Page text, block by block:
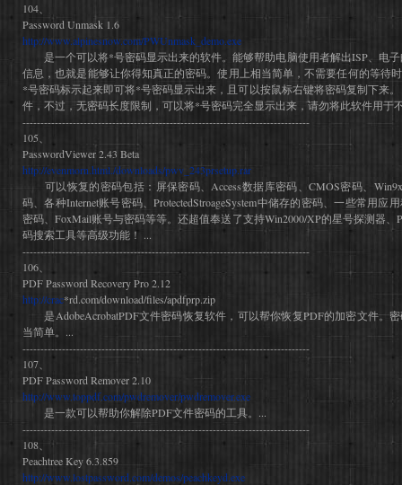
104、
Password Unmask 1.6
http://www.alpinesnow.com/PWUnmask_demo.exe
是一个可以将*号密码显示出来的软件。能够帮助电脑使用者解出ISP、电子
信息，也就是能够让你得知真正的密码。使用上相当简单，不需要任何的等待
*号密码标示起来即可将*号密码显示出来，且可以按鼠标右键将密码复制下来。
件，不过，无密码长度限制，可以将*号密码完全显示出来，请勿将此软件用于
--------------------------------------------------------------------------------
105、
PasswordViewer 2.43 Beta
http://evenmorn.html./downloads/pwv_243prsetup.rar
可以恢复的密码包括：屏保密码、Access数据库密码、CMOS密码、
码、各种Internet账号密码、ProtectedStroageSystem中储存的密码、一些常用应
密码、FoxMail账号与密码等等。还超值奉送了支持Win2000/XP的星号探测器、
码搜索工具等高级功能！ ...
--------------------------------------------------------------------------------
106、
PDF Password Recovery Pro 2.12
http://crac*rd.com/download/files/apdfprp.zip
是AdobeAcrobatPDF文件密码恢复软件，可以帮你恢复PDF的加密文件。
当简单。...
--------------------------------------------------------------------------------
107、
PDF Password Remover 2.10
http://www.toppdf.com/pwdremover/pwdremover.exe
是一款可以帮助你解除PDF文件密码的工具。...
--------------------------------------------------------------------------------
108、
Peachtree Key 6.3.859
http://www.lostpassword.com/demos/peachkeyd.exe